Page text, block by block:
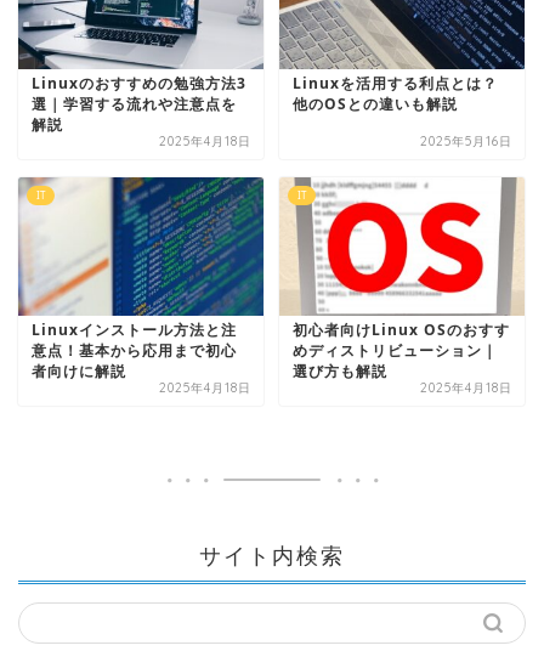
Linuxのおすすめの勉強方法3
選｜学習する流れや注意点を
解説
2025年4月18日
Linuxを活用する利点とは？
他のOSとの違いも解説
2025年5月16日
IT
Linuxインストール方法と注
意点！基本から応用まで初心
者向けに解説
2025年4月18日
IT
初心者向けLinux OSのおすす
めディストリビューション｜
選び方も解説
2025年4月18日
サイト内検索